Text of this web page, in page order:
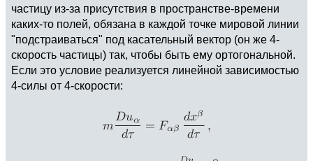
частицу из-за присутствия в пространстве-времени
каких-то полей, обязана в каждой точке мировой линии
"подстраиваться" под касательный вектор (он же 4-
скорость частицы) так, чтобы быть ему ортогональной.
Если это условие реализуется линейной зависимостью
4-силы от 4-скорости: